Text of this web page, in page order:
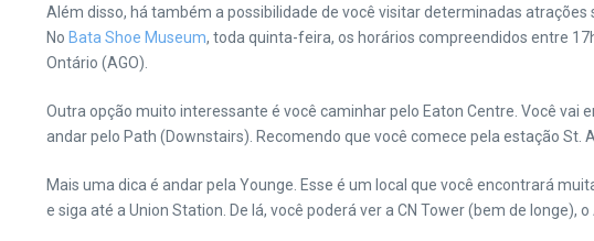
Além disso, há também a possibilidade de você visitar determinadas atrações
No Bata Shoe Museum, toda quinta-feira, os horários compreendidos entre
Ontário (AGO).
Outra opção muito interessante é você caminhar pelo Eaton Centre. Você vai
andar pelo Path (Downstairs). Recomendo que você comece pela estação St.
Mais uma dica é andar pela Younge. Esse é um local que você encontrará
e siga até a Union Station. De lá, você poderá ver a CN Tower (bem de longe), o